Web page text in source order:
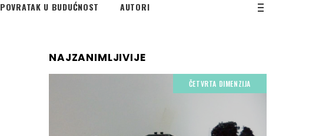
POVRATAK U BUDUĆNOST AUTORI
NAJZANIMLJIVIJE
ČETVRTA DIMENZIJA